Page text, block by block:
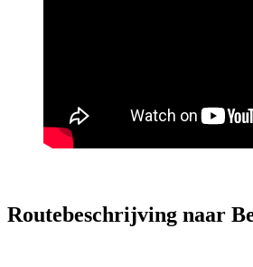
Routebeschrijving naar